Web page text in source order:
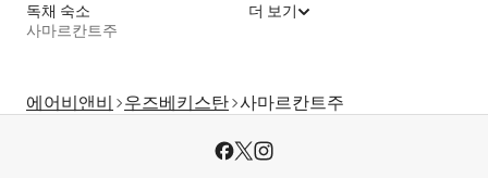
독채 숙소
사마르칸트주
더 보기
에어비앤비 우즈베키스탄 사마르칸트주